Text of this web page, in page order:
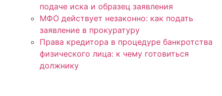
подаче иска и образец заявления
МФО действует незаконно: как подать
заявление в прокуратуру
Права кредитора в процедуре банкротства
физического лица: к чему готовиться
должнику